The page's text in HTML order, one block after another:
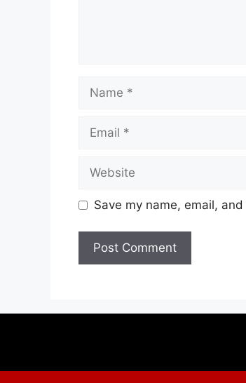
Save my name, email,